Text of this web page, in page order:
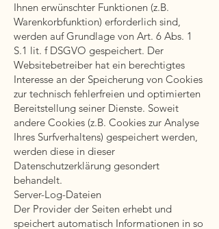
Ihnen erwünschter Funktionen (z.B.
Warenkorbfunktion) erforderlich sind,
werden auf Grundlage von Art. 6 Abs. 1
S.1 lit. f DSGVO gespeichert. Der
Websitebetreiber hat ein berechtigtes
Interesse an der Speicherung von Cookies
zur technisch fehlerfreien und optimierten
Bereitstellung seiner Dienste. Soweit
andere Cookies (z.B. Cookies zur Analyse
Ihres Surfverhaltens) gespeichert werden,
werden diese in dieser
Datenschutzerklärung gesondert
behandelt.
Server-Log-Dateien
Der Provider der Seiten erhebt und
speichert automatisch Informationen in so